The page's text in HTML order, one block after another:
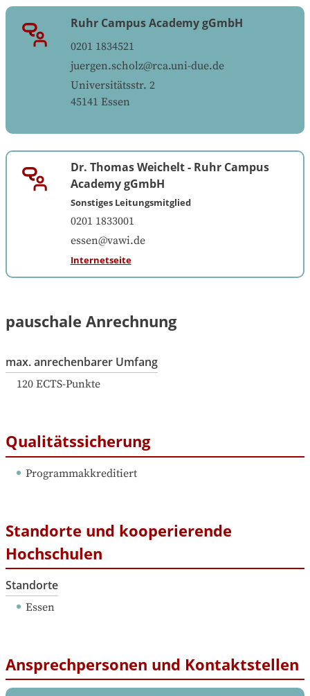
Ruhr Campus Academy gGmbH
0201 1834521
juergen.scholz@rca.uni-due.de
Universitätsstr. 2
45141 Essen
Dr. Thomas Weichelt - Ruhr Campus
Academy gGmbH
Sonstiges Leitungsmitglied
0201 1833001
essen@vawi.de
Internetseite
pauschale Anrechnung
max. anrechenbarer Umfang
120 ECTS-Punkte
Qualitätssicherung
Programmakkreditiert
Standorte und kooperierende
Hochschulen
Standorte
Essen
Ansprechpersonen und Kontaktstellen